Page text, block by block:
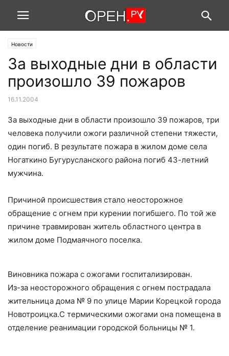
Новости
За выходные дни в области
произошло 39 пожаров
16.11.2004
За выходные дни в области произошло 39 пожаров, три
человека получили ожоги различной степени тяжести,
один погиб. В результате пожара в жилом доме села
Ногаткино Бугурусланского района погиб 43-летний
мужчина.
Причиной происшествия стало неосторожное
обращение с огнем при курении погибшего. По той же
причине травмирован житель областного центра в
жилом доме Подмаячного поселка.
Виновника пожара с ожогами госпитализирован.
Из-за неосторожного обращения с огнем пострадала
жительница дома № 9 по улице Марии Корецкой города
Новотроицка.С термическими ожогами она помещена в
отделение реанимации городской больницы № 1.